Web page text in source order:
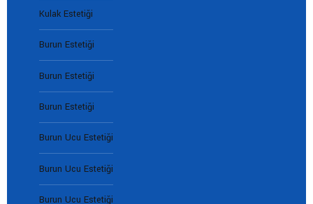
Kulak Estetiği
Burun Estetiği
Burun Estetiği
Burun Estetiği
Burun Ucu Estetiği
Burun Ucu Estetiği
Burun Ucu Estetiği